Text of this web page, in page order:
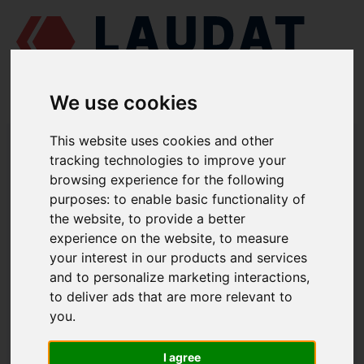
We use cookies
This website uses cookies and other
tracking technologies to improve your
browsing experience for the following
purposes:to enable basic functionality of
the website,to provide a better
experience on the website,to measure
your interest in our products and services
and to personalize marketing interactions,
to deliver ads that are more relevant to
you.
I agree
LAUDAT SUPPLY/MOTORES MARINOS/ MAN L25/30/ SEGMENTO
LAUDAT SUPPLY
L25/30
CATEGORIA DE PISTÓN
SEGMENTO RASCADOR DE ACEITE
NÚMERO DE PIEZA: 034.04.D